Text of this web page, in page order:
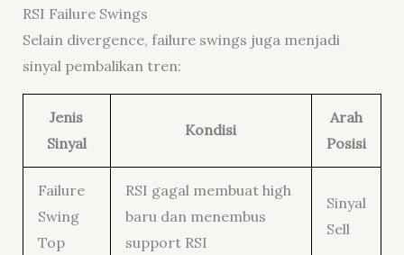
RSI Failure Swings
Selain divergence, failure swings juga menjadi
sinyal pembalikan tren:
Jenis
Sinyal
Kondisi
Arah
Posisi
Failure
Swing
Top
RSI gagal membuat high
baru dan menembus
support RSI
Sinyal
Sell